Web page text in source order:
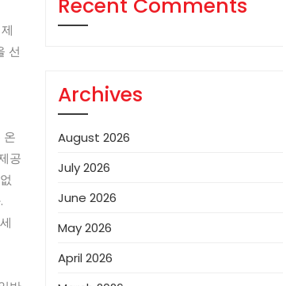
선
온
공
Recent Comments
Archives
August 2026
July 2026
June 2026
May 2026
April 2026